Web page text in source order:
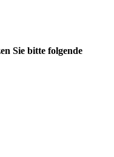
Sie bitte folgende